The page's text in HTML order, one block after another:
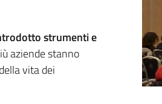
strumenti e
aziende stanno
vita dei